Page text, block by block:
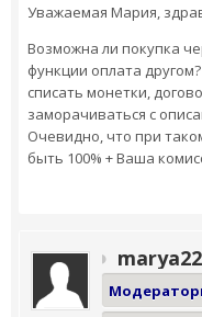
Уважаемая Мария,
Возможна ли покупка
функции оплата
списать монетки,
заморачиваться с
Очевидно, что при
быть 100% + Ваша